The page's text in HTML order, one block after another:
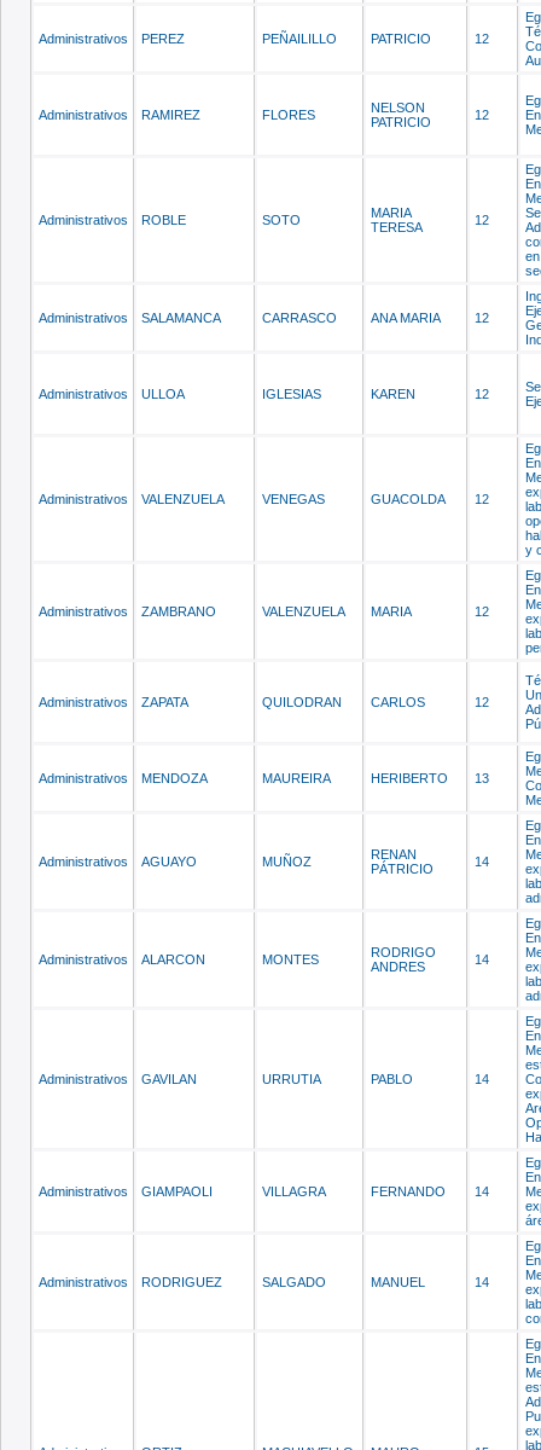
Administrativos PEREZ PEÑAILILLO PATRICIO 12
Administrativos RAMIREZ FLORES
NELSON
PATRICIO
12
Administrativos ROBLE SOTO
MARIA
TERESA
12
Administrativos SALAMANCA CARRASCO ANA MARIA 12
Administrativos ULLOA IGLESIAS KAREN 12
Administrativos VALENZUELA VENEGAS GUACOLDA 12
y
Administrativos ZAMBRANO VALENZUELA MARIA 12
Administrativos ZAPATA QUILODRAN CARLOS 12
Administrativos MENDOZA MAUREIRA HERIBERTO 13
Administrativos AGUAYO MUÑOZ
RENAN
PÁTRICIO
14
Administrativos ALARCON MONTES
RODRIGO
ANDRES
14
Administrativos GAVILAN URRUTIA PABLO 14
Administrativos GIAMPAOLI VILLAGRA FERNANDO 14
Administrativos RODRIGUEZ SALGADO MANUEL 14